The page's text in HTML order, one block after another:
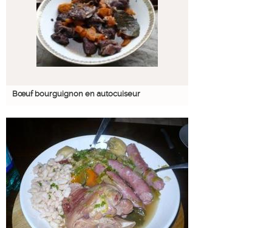
Bœuf bourguignon en autocuiseur